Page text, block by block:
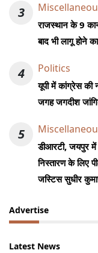
3
राजस्थान के 9
बाद भी लागू होने
4 Politics
यूपी में कांग्रेस की
जगह जगदीश
5
डीआरटी, जयपुर में
निस्तारण के लिए
जस्टिस सुधीर
Advertise
Latest News